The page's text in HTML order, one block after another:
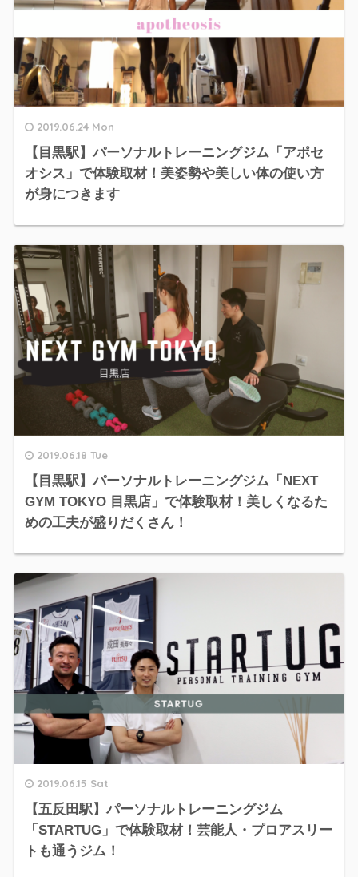
2019.06.24 Mon
【目黒駅】パーソナルトレーニングジム「アポセ
オシス」で体験取材！美姿勢や美しい体の使い方
が身につきます
2019.06.18 Tue
【目黒駅】パーソナルトレーニングジム「NEXT
GYM TOKYO 目黒店」で体験取材！美しくなるた
めの工夫が盛りだくさん！
2019.06.15 Sat
【五反田駅】パーソナルトレーニングジム
「STARTUG」で体験取材！芸能人・プロアスリー
トも通うジム！